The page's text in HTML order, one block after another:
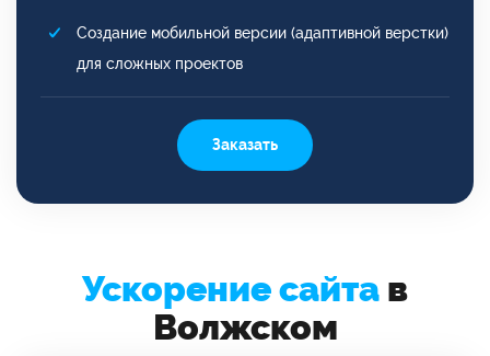
Создание мобильной версии (адаптивной верстки)
для сложных проектов
Заказать
Ускорение сайта в
Волжском